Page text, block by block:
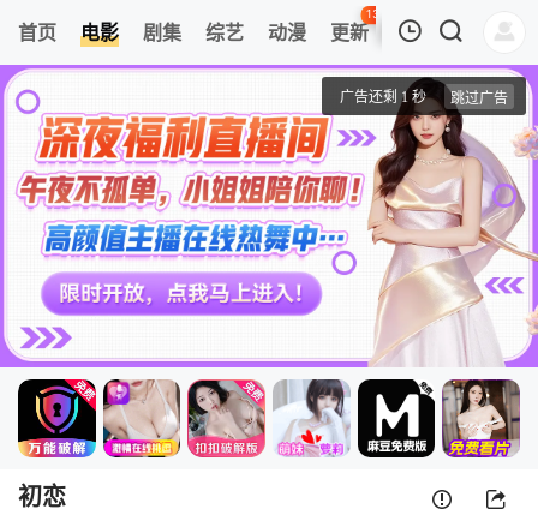
首页 电影 剧集 综艺 动漫 更新
132
热榜 APP
正片
初恋
清空
初恋